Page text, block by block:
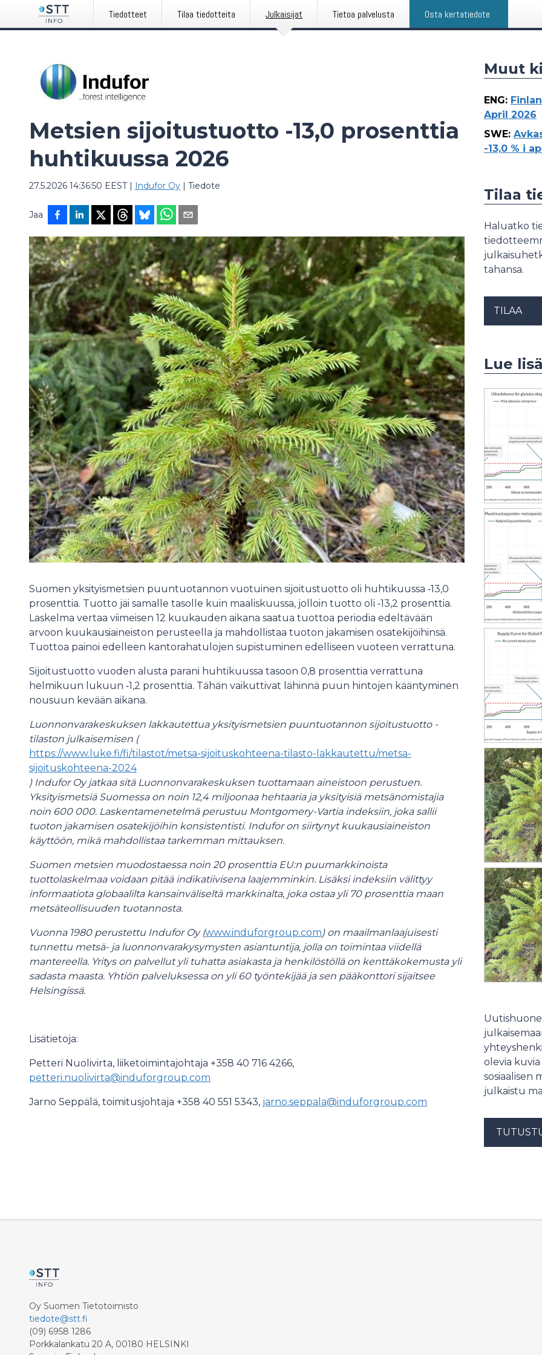
Tiedotteet Tilaa tiedotteita Julkaisijat Tietoa palvelusta Osta kertatiedote
Metsien sijoitustuotto -13,0 prosenttia
huhtikuussa 2026
27.5.2026 14:36:50 EEST| Indufor Oy | Tiedote
Jaa
Suomen yksityismetsien puuntuotannon vuotuinen sijoitustuotto oli huhtikuussa ‑13,0
prosenttia. Tuotto jäi samalle tasolle kuin maaliskuussa, jolloin tuotto oli ‑13,2 prosenttia.
Laskelma vertaa viimeisen 12 kuukauden aikana saatua tuottoa periodia edeltävään
arvoon kuukausiaineiston perusteella ja mahdollistaa tuoton jakamisen osatekijöihinsä.
Tuottoa painoi edelleen kantorahatulojen supistuminen edelliseen vuoteen verrattuna.
Sijoitustuotto vuoden alusta parani huhtikuussa tasoon 0,8 prosenttia verrattuna
helmikuun lukuun ‑1,2 prosenttia. Tähän vaikuttivat lähinnä puun hintojen kääntyminen
nousuun kevään aikana.
Luonnonvarakeskuksen lakkautettua yksityismetsien puuntuotannon sijoitustuotto -
tilaston julkaisemisen (
https://www.luke.fi/fi/tilastot/metsa-sijoituskohteena-tilasto-lakkautettu/metsa-
sijoituskohteena-2024
) Indufor Oy jatkaa sitä Luonnonvarakeskuksen tuottamaan aineistoon perustuen.
Yksityismetsiä Suomessa on noin 12,4 miljoonaa hehtaaria ja yksityisiä metsänomistajia
noin 600 000. Laskentamenetelmä perustuu Montgomery-Vartia indeksiin, joka sallii
tuoton jakamisen osatekijöihin konsistentisti. Indufor on siirtynyt kuukausiaineiston
käyttöön, mikä mahdollistaa tarkemman mittauksen.
Suomen metsien muodostaessa noin 20 prosenttia EU:n puumarkkinoista
tuottolaskelmaa voidaan pitää indikatiivisena laajemminkin. Lisäksi indeksiin välittyy
informaatiota globaalilta kansainväliseltä markkinalta, joka ostaa yli 70 prosenttia maan
metsäteollisuuden tuotannosta.
Vuonna 1980 perustettu Indufor Oy (www.induforgroup.com) on maailmanlaajuisesti
tunnettu metsä- ja luonnonvarakysymysten asiantuntija, jolla on toimintaa viidellä
mantereella. Yritys on palvellut yli tuhatta asiakasta ja henkilöstöllä on kenttäkokemusta yli
sadasta maasta. Yhtiön palveluksessa on yli 60 työntekijää ja sen pääkonttori sijaitsee
Helsingissä.
Lisätietoja:
Petteri Nuolivirta, liiketoimintajohtaja +358 40 716 4266,
petteri.nuolivirta@induforgroup.com
Jarno Seppälä, toimitusjohtaja +358 40 551 5343, jarno.seppala@induforgroup.com
Muut
ENG:
April 2026
SWE:
-13,0 % i
Tilaa
Haluatko
tahansa.
TILAA
Lue
olevia
sosiaalisen
julkaistu
Oy Suomen Tietotoimisto
tiedote@stt.fi
(09) 6958 1286
Porkkalankatu 20 A, 00180 HELSINKI